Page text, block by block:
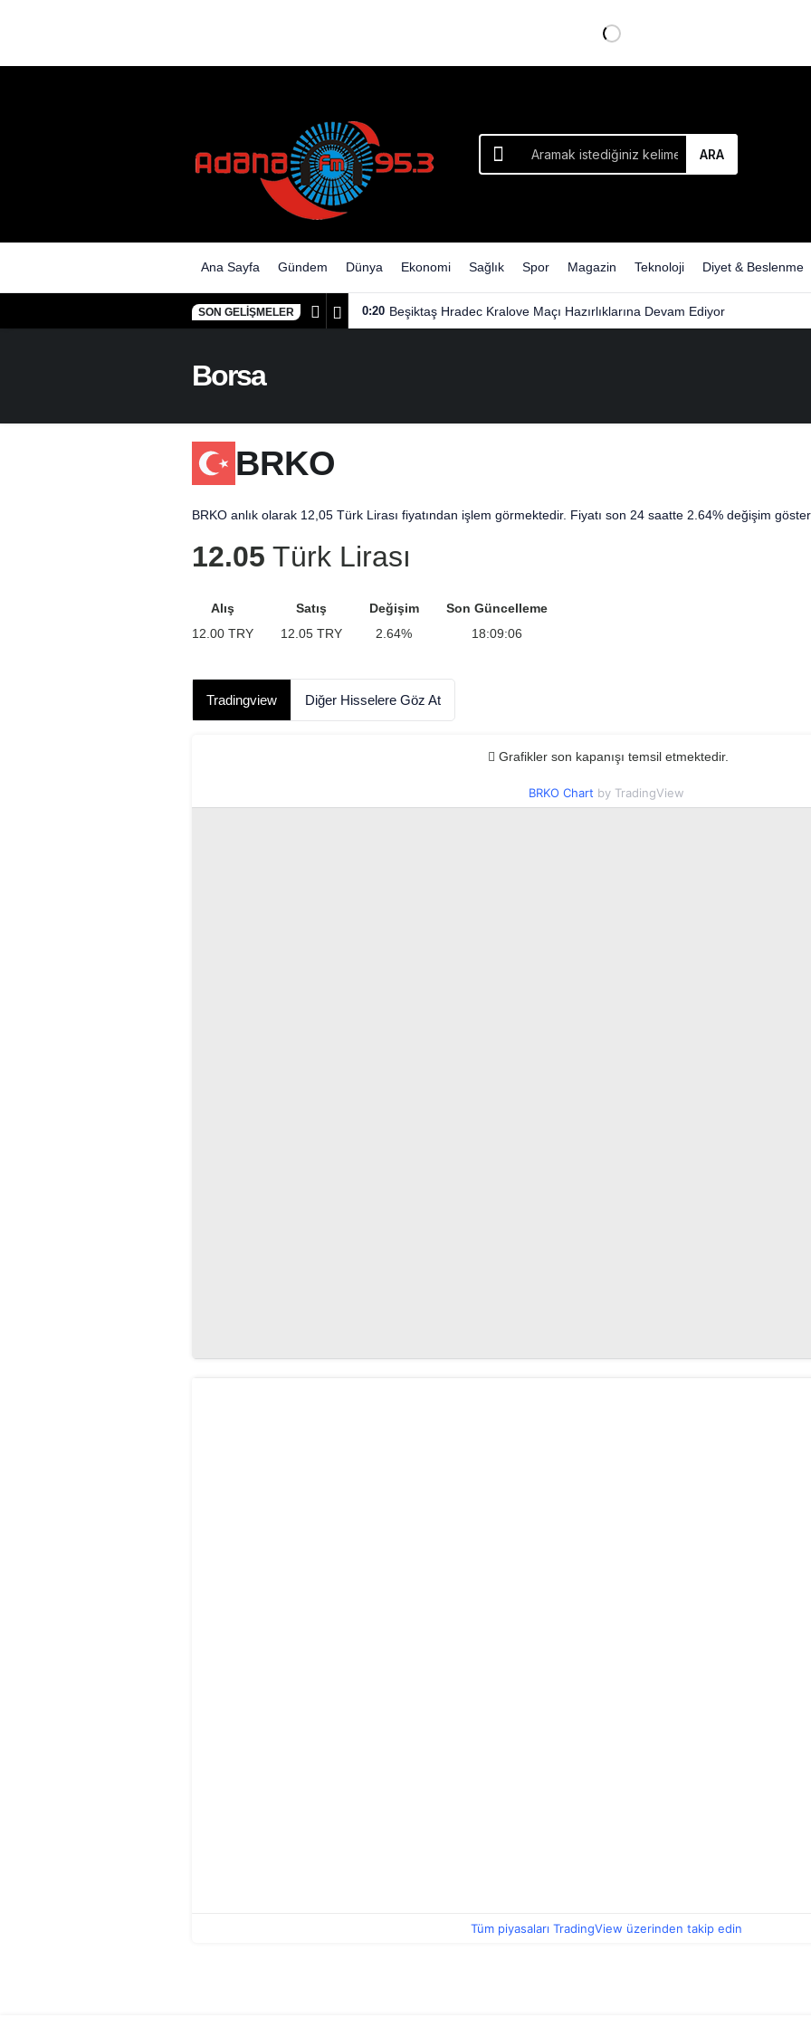
ARA
Ana Sayfa Gündem Dünya Ekonomi Sağlık Spor Magazin Teknoloji Diyet & Beslenme
SON GELIŞMELER 0:20 Beşiktaş Hradec Kralove Maçı Hazırlıklarına Devam Ediyor
Borsa
BRKO
BRKO anlık olarak 12,05 Türk Lirası fiyatından işlem görmektedir. Fiyatı son 24 saatte 2.64% değişim
12.05 Türk Lirası
Alış
12.00 TRY
Satış
12.05 TRY
Değişim
2.64%
Son Güncelleme
18:09:06
Tradingview Diğer Hisselere Göz At
Grafikler son kapanışı temsil etmektedir.
BRKO Chart by TradingView
Tüm piyasaları TradingView üzerinden takip edin